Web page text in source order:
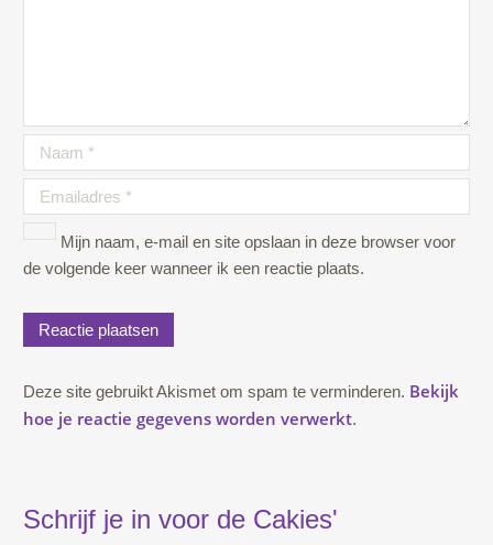
Mijn naam, e-mail en site opslaan in deze browser voor
de volgende keer wanneer ik een reactie plaats.
Deze site gebruikt Akismet om spam te verminderen. Bekijk
hoe je reactie gegevens worden verwerkt.
Schrijf je in voor de Cakies'